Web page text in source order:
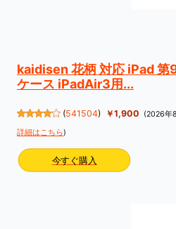
kaidisen 花柄 対応 iPad
ケース iPadAir3用...
(541504) ￥1,900
(2026年
詳細はこちら)
今すぐ購入